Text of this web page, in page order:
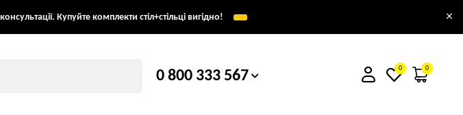
Купуйте комплекти стіл+стільці вигідно! ×
0 800 333 567 0 0